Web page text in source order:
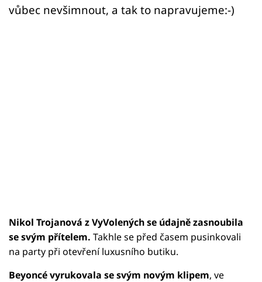
vůbec nevšimnout, a tak to napravujeme:-)
Nikol Trojanová z VyVolených se údajně zasnoubila
se svým přítelem. Takhle se před časem pusinkovali
na party při otevření luxusního butiku.
Beyoncé vyrukovala se svým novým klipem, ve